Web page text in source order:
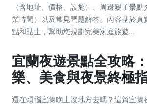
（含地址、價格、設施）、周邊親子景
業時間）以及常見問題解答。內容基於真
點和貼士，幫助您規劃完美家庭旅遊...
宜蘭夜遊景點全攻略
樂、美食與夜景終極
還在煩惱宜蘭晚上沒地方去嗎？這篇宜蘭